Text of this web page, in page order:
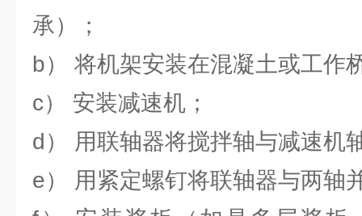
承）；
b） 将机架安装在混凝土或工作
c） 安装减速机；
d） 用联轴器将搅拌轴与减速机
e） 用紧定螺钉将联轴器与两轴